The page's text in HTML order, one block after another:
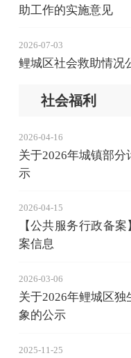
助工作的实施意见
2026-07-03
鲤城区社会救助情况
社会福利
2026-04-16
关于2026年城镇部
示
2026-04-15
【公共服务行政备
案信息
2026-03-06
关于2026年鲤城区
象的公示
2025-11-25